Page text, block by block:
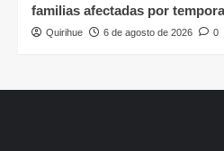
familias afectadas por
Quirihue 6 de agosto de 2026 0